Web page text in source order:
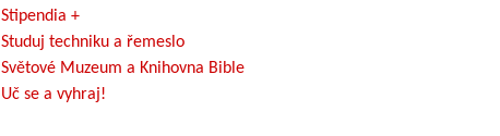
Stipendia +
Studuj techniku a řemeslo
Světové Muzeum a Knihovna Bible
Uč se a vyhraj!